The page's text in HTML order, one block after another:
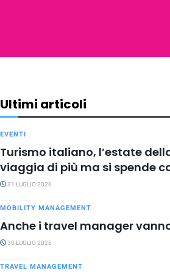
Ultimi articoli
EVENTI
Turismo italiano, l’estate
viaggia di più ma si spende
31 LUGLIO 2026
MOBILITY MANAGEMENT
Anche i travel manager
30 LUGLIO 2026
TRAVEL MANAGEMENT